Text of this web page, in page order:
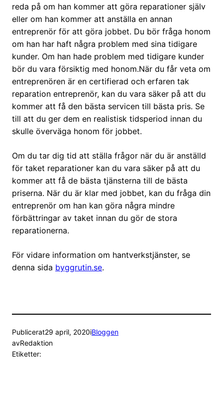
reda på om han kommer att göra reparationer själv
eller om han kommer att anställa en annan
entreprenör för att göra jobbet. Du bör fråga honom
om han har haft några problem med sina tidigare
kunder. Om han hade problem med tidigare kunder
bör du vara försiktig med honom.När du får veta om
entreprenören är en certifierad och erfaren tak
reparation entreprenör, kan du vara säker på att du
kommer att få den bästa servicen till bästa pris. Se
till att du ger dem en realistisk tidsperiod innan du
skulle överväga honom för jobbet.
Om du tar dig tid att ställa frågor när du är anställd
för taket reparationer kan du vara säker på att du
kommer att få de bästa tjänsterna till de bästa
priserna. När du är klar med jobbet, kan du fråga din
entreprenör om han kan göra några mindre
förbättringar av taket innan du gör de stora
reparationerna.
För vidare information om hantverkstjänster, se
denna sida byggrutin.se.
Publicerat29 april, 2020iBloggen
avRedaktion
Etiketter: